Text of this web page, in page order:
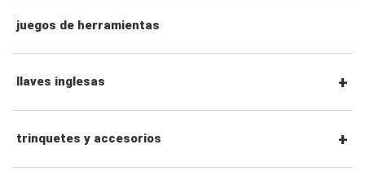
juegos de herramientas
llaves inglesas
llaves combinadas
trinquetes y accesorios